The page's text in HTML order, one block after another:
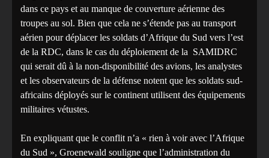
dans ce pays et au manque de couverture aérienne des
troupes au sol. Bien que cela ne s’étende pas au transport
aérien pour déplacer les soldats d’Afrique du Sud vers l’est
de la RDC, dans le cas du déploiement de la SAMIDRC
qui serait dû à la non-disponibilité des avions, les analystes
et les observateurs de la défense notent que les soldats sud-
africains déployés sur le continent utilisent des équipements
militaires vétustes.
En expliquant que le conflit n’a « rien à voir avec l’Afrique
du Sud », Groenewald souligne que l’administration du